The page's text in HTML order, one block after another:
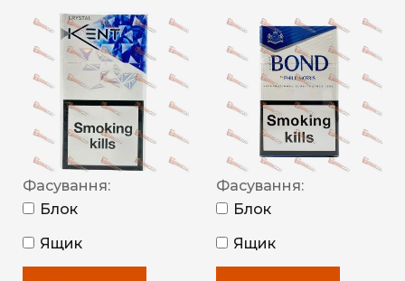
Фасування:
Блок
Ящик
Фасування:
Блок
Ящик